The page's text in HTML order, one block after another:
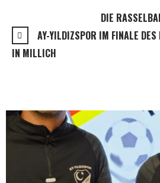
DIE
AY-YILDIZSPOR IM FINALE
IN MILLICH